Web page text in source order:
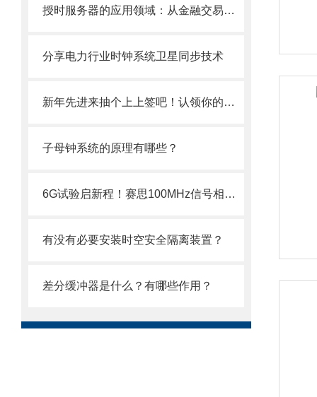
授时服务器的应用领域：从金融交易到智能制造的关键技术
分享电力行业时钟系统卫星同步技术
新年先进来抽个上上签吧！认领你的网络通信开运搭子~
子母钟系统的原理有哪些？
6G试验启新程！赛思100MHz信号相位噪声突破-170.03dBc@1KHz
有没有必要安装时空安全隔离装置？
差分缓冲器是什么？有哪些作用？